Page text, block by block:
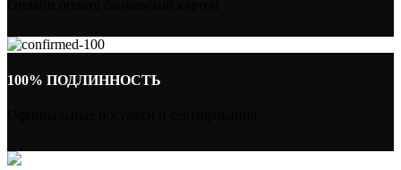
100% ПОДЛИННОСТЬ